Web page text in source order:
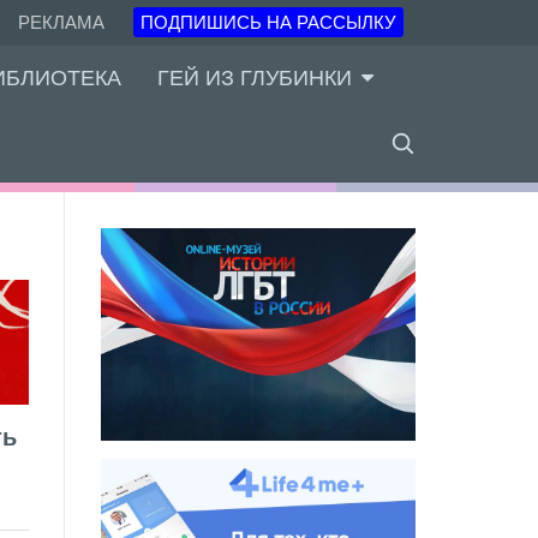
РЕКЛАМА ПОДПИШИСЬ НА РАССЫЛКУ
ГЕЙ ИЗ ГЛУБИНКИ